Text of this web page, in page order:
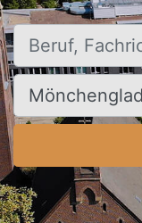
Beruf,
Ort, Stadt